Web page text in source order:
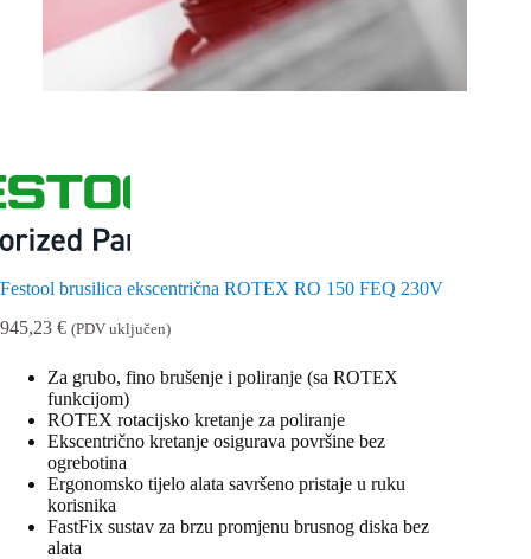
Festool brusilica ekscentrična ROTEX RO 150 FEQ 230V
945,23 € (PDV uključen)
Za grubo, fino brušenje i poliranje (sa ROTEX
funkcijom)
ROTEX rotacijsko kretanje za poliranje
Ekscentrično kretanje osigurava površine bez
ogrebotina
Ergonomsko tijelo alata savršeno pristaje u ruku
korisnika
FastFix sustav za brzu promjenu brusnog diska bez
alata